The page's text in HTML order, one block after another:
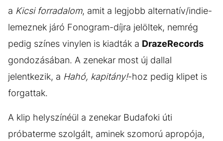
a Kicsi forradalom, amit a legjobb alternatív/indie-
lemeznek járó Fonogram-díjra jelöltek, nemrég
pedig színes vinylen is kiadták a DrazeRecords
gondozásában. A zenekar most új dallal
jelentkezik, a Hahó, kapitány!-hoz pedig klipet is
forgattak.
A klip helyszínéül a zenekar Budafoki úti
próbaterme szolgált, aminek szomorú apropója,